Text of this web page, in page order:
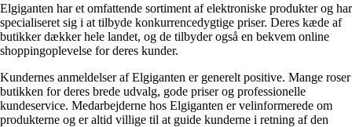
Elgiganten har et omfattende sortiment af elektroniske produkter og har
specialiseret sig i at tilbyde konkurrencedygtige priser. Deres kæde af
butikker dækker hele landet, og de tilbyder også en bekvem online
shoppingoplevelse for deres kunder.
Kundernes anmeldelser af Elgiganten er generelt positive. Mange roser
butikken for deres brede udvalg, gode priser og professionelle
kundeservice. Medarbejderne hos Elgiganten er velinformerede om
produkterne og er altid villige til at guide kunderne i retning af den